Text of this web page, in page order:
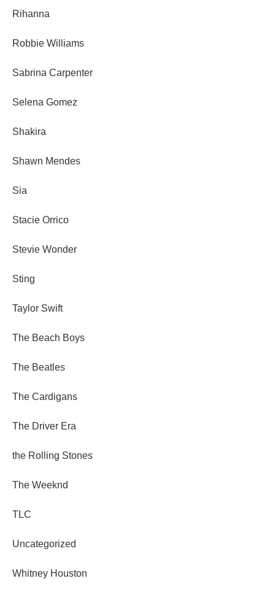
Rihanna
Robbie Williams
Sabrina Carpenter
Selena Gomez
Shakira
Shawn Mendes
Sia
Stacie Orrico
Stevie Wonder
Sting
Taylor Swift
The Beach Boys
The Beatles
The Cardigans
The Driver Era
the Rolling Stones
The Weeknd
TLC
Uncategorized
Whitney Houston